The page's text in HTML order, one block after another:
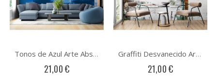
Tonos de Azul Arte Abstracto
21,00 €
Graffiti Desvanecido Arte Abstracto
21,00 €